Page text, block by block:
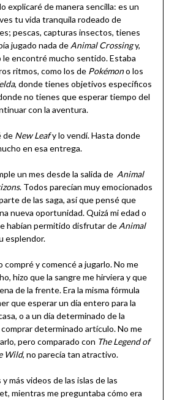
explicaré de manera sencilla: es un
tu vida tranquila rodeado de
pescas, capturas insectos, tienes
jugado nada de Animal Crossingy,
le encontré mucho sentido. Estaba
ritmos, como los de Pokémono los
, donde tienes objetivos específicos
no tienes que esperar tiempo del
con la aventura.
de New Leafy lo vendí. Hasta donde
en esa entrega.
un mes desde la salida de Animal
. Todos parecían muy emocionados
de las saga, así que pensé que
nueva oportunidad. Quizá mi edad o
habían permitido disfrutar deAnimal
esplendor.
compré y comencé a jugarlo. No me
hizo que la sangre me hirviera y que
de la frente. Era la misma fórmula
que esperar un día entero para la
o a un día determinado de la
determinado artículo. No me
pero comparado con The Legend of
Wild, no parecía tan atractivo.
más videos de las islas de las
mientras me preguntaba cómo era